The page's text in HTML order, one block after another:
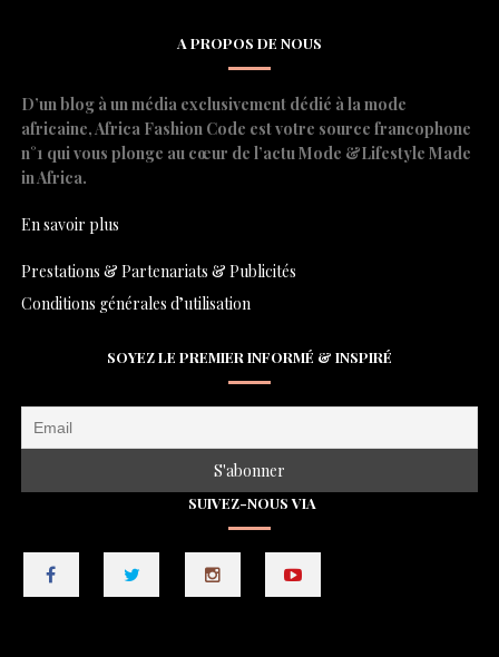
A PROPOS DE NOUS
D’un blog à un média exclusivement dédié à la mode
africaine, Africa Fashion Code est votre source francophone
n°1 qui vous plonge au cœur de l’actu Mode &Lifestyle Made
in Africa.
En savoir plus
Prestations & Partenariats & Publicités
Conditions générales d’utilisation
SOYEZ LE PREMIER INFORMÉ & INSPIRÉ
SUIVEZ-NOUS VIA